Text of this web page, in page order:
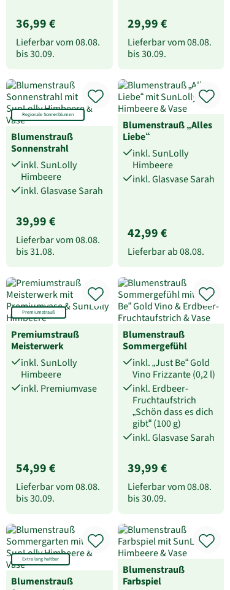
36,99 €
Lieferbar vom08.08.
bis30.09.
29,99 €
Lieferbar vom08.08.
bis30.09.
Regionale Sonnenblumen
Blumenstrauß
Sonnenstrahl
inkl. SunLolly
Himbeere
inkl. Glasvase Sarah
39,99 €
Lieferbar vom08.08.
bis31.08.
Blumenstrauß „Alles
Liebe“
inkl. SunLolly
Himbeere
inkl. Glasvase Sarah
42,99 €
Lieferbar ab08.08.
Premiumstrauß
Premiumstrauß
Meisterwerk
inkl. SunLolly
Himbeere
inkl. Premiumvase
54,99 €
Lieferbar vom08.08.
bis30.09.
Blumenstrauß
Sommergefühl
inkl. „Just Be“ Gold
Vino Frizzante (0,2 l)
inkl. Erdbeer-
Fruchtaufstrich
„Schön dass es dich
gibt“ (100 g)
inkl. Glasvase Sarah
39,99 €
Lieferbar vom08.08.
bis30.09.
Extra lang haltbar
Blumenstrauß
Blumenstrauß
Farbspiel